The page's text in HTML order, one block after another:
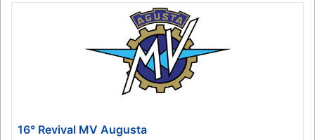
16° Revival MV Augusta